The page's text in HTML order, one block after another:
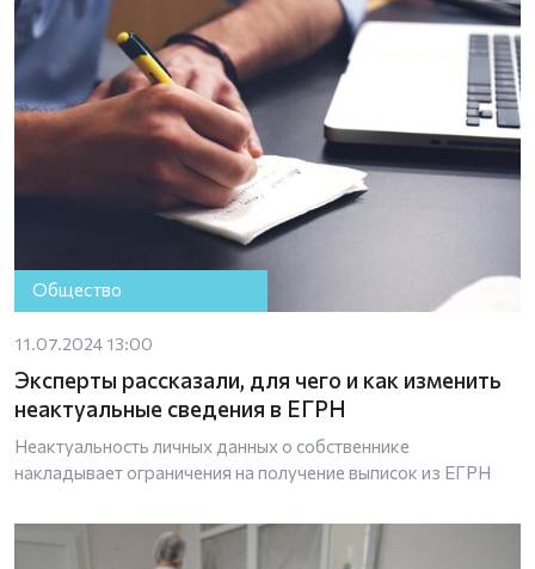
Общество
11.07.2024 13:00
Эксперты рассказали, для чего и как изменить
неактуальные сведения в ЕГРН
Неактуальность личных данных о собственнике
накладывает ограничения на получение выписок из ЕГРН